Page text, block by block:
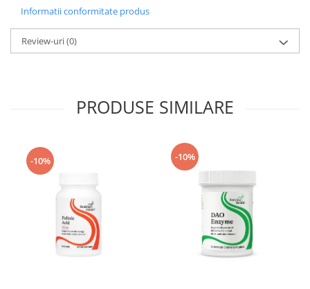
Informatii conformitate produs
Review-uri(0)
PRODUSE SIMILARE
-10% -10%